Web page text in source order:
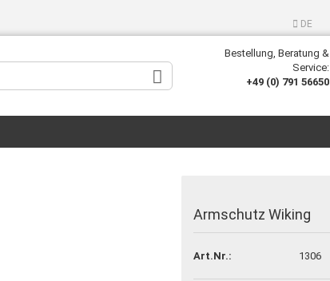
DE
Sprache auswählen
Bestellung, Beratung &
Service:
+49 (0) 791 56650
Armschutz Wiking
Art.Nr.: 1306